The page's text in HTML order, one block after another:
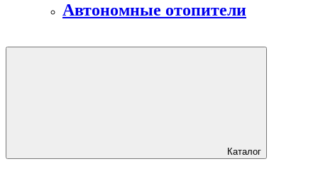
Автономные отопители
Каталог